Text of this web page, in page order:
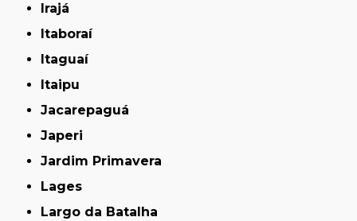
Irajá
Itaboraí
Itaguaí
Itaipu
Jacarepaguá
Japeri
Jardim Primavera
Lages
Largo da Batalha